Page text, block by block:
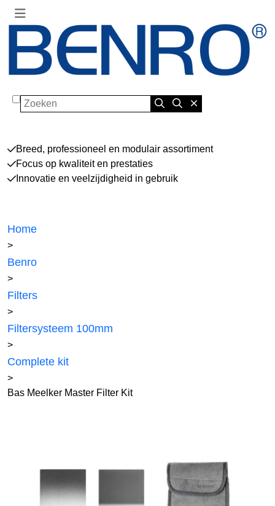
Zoeken
Breed, professioneel en modulair assortiment
Focus op kwaliteit en prestaties
Innovatie en veelzijdigheid in gebruik
Home
>
Benro
>
Filters
>
Filtersysteem 100mm
>
Complete kit
>
Bas Meelker Master Filter Kit